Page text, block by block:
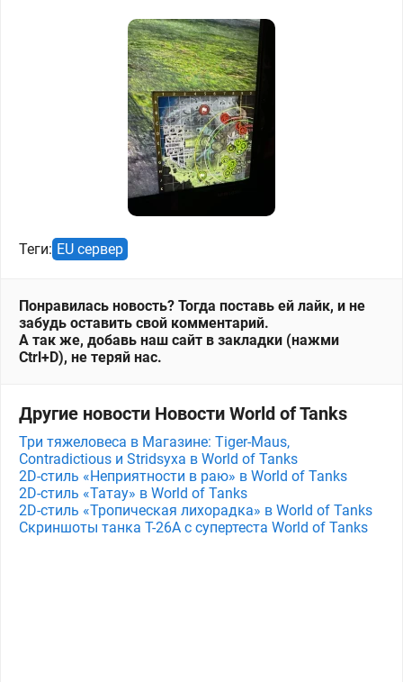
Теги: EU сервер
Понравилась новость? Тогда поставь ей лайк, и не
забудь оставить свой комментарий.
А так же, добавь наш сайт в закладки (нажми
Ctrl+D), не теряй нас.
Другие новости Новости World of Tanks
Три тяжеловеса в Магазине: Tiger-Maus,
Contradictious и Stridsyxa в World of Tanks
2D-стиль «Неприятности в раю» в World of Tanks
2D-стиль «Татау» в World of Tanks
2D-стиль «Тропическая лихорадка» в World of Tanks
Скриншоты танка T-26A с супертеста World of Tanks